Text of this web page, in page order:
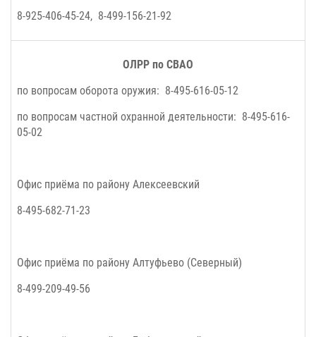
8-925-406-45-24, 8-499-156-21-92
ОЛРР по СВАО
по вопросам оборота оружия: 8-495-616-05-12
по вопросам частной охранной деятельности: 8-495-616-
05-02
Офис приёма по району Алексеевский
8-495-682-71-23
Офис приёма по району Алтуфьево (Северный)
8-499-209-49-56